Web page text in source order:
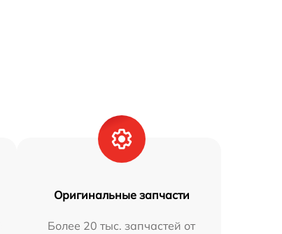
Оригинальные запчасти
Более 20 тыс. запчастей от